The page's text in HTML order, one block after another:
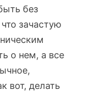
без
зачастую
о нем, а все
вот, делать